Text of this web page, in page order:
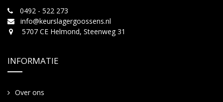
0492 - 522 273
info@keurslagergoossens.nl
5707 CE Helmond, Steenweg 31
INFORMATIE
Over ons